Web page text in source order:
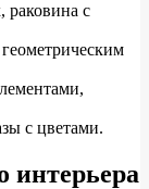
с
с цветами.
интерьера